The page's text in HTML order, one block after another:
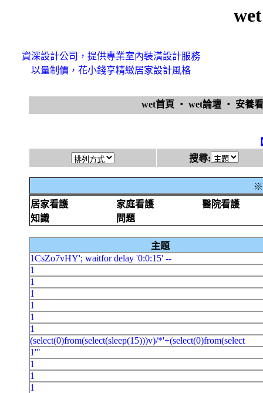
資深設計公司，提供專業室內裝潢設計服務
以量制價，花小錢享精緻居家設計風格
wet首頁 ‧ wet論壇 ‧ 安養
搜尋:
※
居家看護
家庭看護
醫院看護
知識
問題
主題
1CsZo7vHY'; waitfor delay '0:0:15' --
1
1
1
1
1
1
(select(0)from(select(sleep(15)))v)/*'+(select(0)from(select
1'"
1
1
1